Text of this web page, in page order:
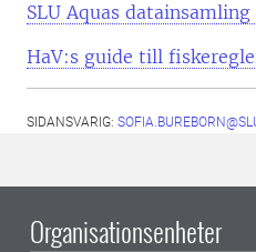
SLU Aquas
HaV:s guide till
SIDANSVARIG:
Organisationsenheter